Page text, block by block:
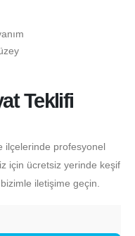
Teklifi
ilçelerinde profesyonel
için ücretsiz yerinde keşif
iletişime geçin.